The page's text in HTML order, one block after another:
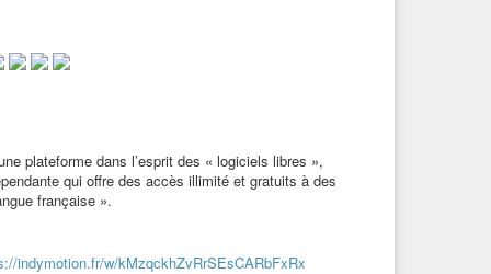
par l’ère du temps
vidéo sur cette histoire poétique) :
plateforme dans l’esprit des « logiciels libres »,
qui offre des accès illimité et gratuits à des
française ».
indymotion.fr/w/kMzqckhZvRrSEsCARbFxRx